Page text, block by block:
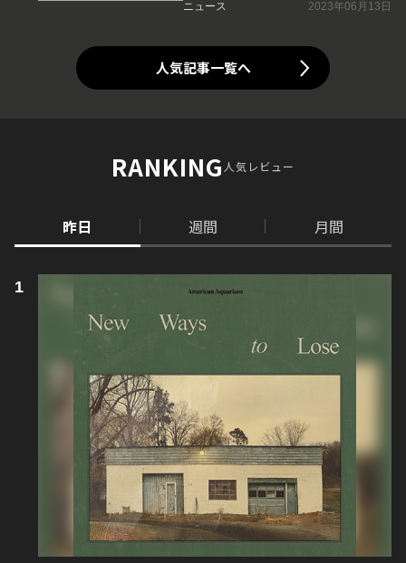
ニュース 2023年06月13日
人気記事一覧へ
RANKING人気レビュー
昨日 週間 月間